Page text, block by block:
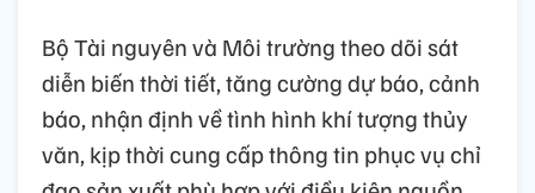
Bộ Tài nguyên và Môi trường theo dõi sát
diễn biến thời tiết, tăng cường dự báo, cảnh
báo, nhận định về tình hình khí tượng thủy
văn, kịp thời cung cấp thông tin phục vụ chỉ